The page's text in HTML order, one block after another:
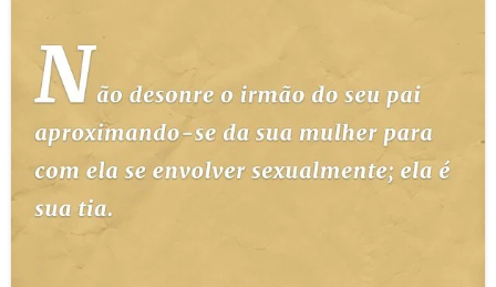
10 MANDAMENTOS
ESTUDOS BÍBLICOS
ESBOÇOS DE PREGAÇÃO
TEMAS
PERGUNTE À BÍBLIA